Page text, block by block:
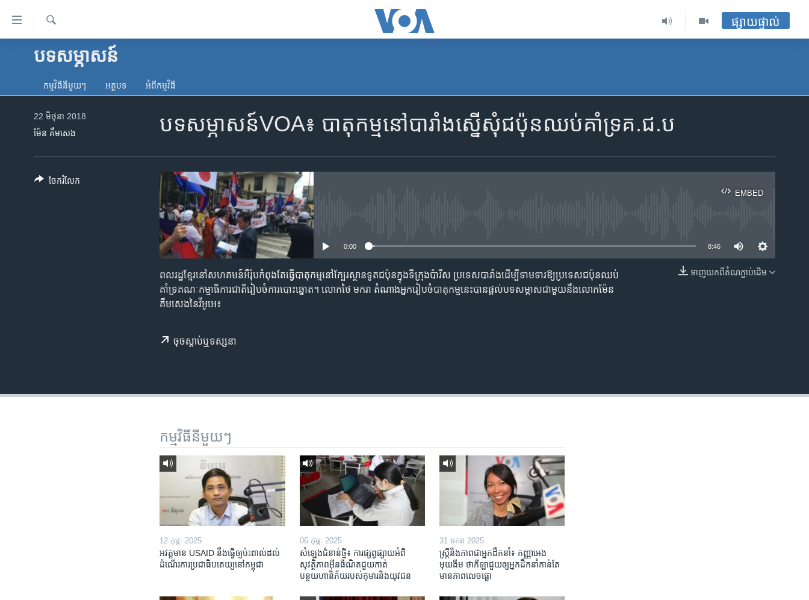
ទៅ​
គេហទំព័រ​
ទាក់ទង
និង​អាមេរិក
ព្រឹត្តិការណ៍ព័ត៌មាន
រក
ផ្សាយផ្ទាល់
បទ​សម្ភាសន៍
កម្មវិធី​នីមួយៗ អត្ថបទ​ អំពី​កម្មវិធី​
បទសម្ភាសន៍VOA៖ បាតុកម្ម​នៅ​បារាំង​ស្នើ​សុំ​ជប៉ុន​ឈប់​គាំទ្រ​គ.ជ.ប
22 មិថុនា 2018
ម៉ែន គឹមសេង
EMBED
EMBED
0:00 8:46
ទាញ​យក​ពី​តំណភ្ជាប់​ដើម
ពលរដ្ឋ​ខ្មែរ​នៅ​សហគមន៍​អឺរ៉ុប​កំពុងតែ​ធ្វើ​បាតុកម្ម​នៅ​ក្បែរស្ថានទូត​ជប៉ុន​ក្នុង​ទីក្រុង​ប៉ារីស​ ប្រទេស​បារាំង​ដើម្បី​ទាមទារ​ឱ្យ​ប្រទេស​ជប៉ុន​ឈប់​
គាំទ្រ​គណៈកម្មាធិការ​ជាតិ​រៀបចំការបោះឆ្នោត។ លោកថៃ​ មករា តំណាងអ្នករៀបចំ​បាតុកម្ម​នេះ​បាន​ផ្តល់​បទសម្ភាស​ជាមួយ​នឹង​លោកម៉ែន
គឹមសេងនៃ​វីអូអេ​៖
ចុច​​ស្តាប់​ឬ​ទស្សនា
ចែករំលែក
កម្មវិធី​នីមួយៗ
12 កុម្ភៈ 2025
អវត្តមាន USAID នឹងធ្វើឲ្យប៉ះពាល់ដល់
ដំណើរការប្រជាធិបតេយ្យនៅកម្ពុជា
06 កុម្ភៈ 2025
សំឡេងជំនាន់ថ្មី៖ ការផ្សព្វផ្សាយអំពី
សុវត្ថិភាពអ៊ីនធឺណិតជួយកាត់
បន្ថយហានិភ័យរបស់កុមារនិងយុវជន
31 មករា 2025
ស្រ្តី​និង​ភាព​ជា​អ្នក​ដឹកនាំ៖ កញ្ញា​អេង
មុយងីម ថា​កីឡា​ជួយឲ្យ​អ្នកដឹកនាំ​កាន់តែ​
មាន​ភាព​លេចធ្លោ